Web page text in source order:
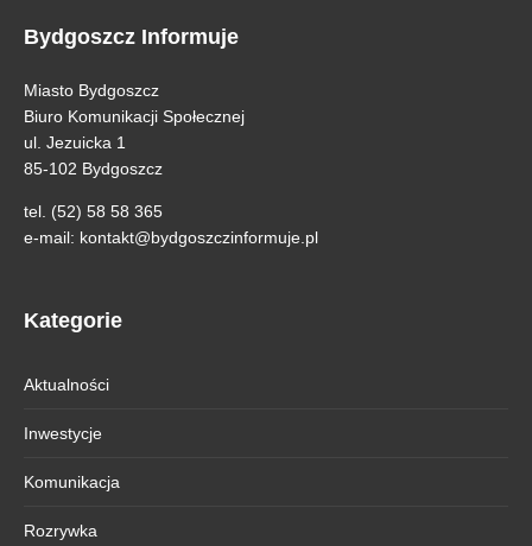
Bydgoszcz Informuje
Miasto Bydgoszcz
Biuro Komunikacji Społecznej
ul. Jezuicka 1
85-102 Bydgoszcz
tel. (52) 58 58 365
e-mail: kontakt@bydgoszczinformuje.pl
Kategorie
Aktualności
Inwestycje
Komunikacja
Rozrywka